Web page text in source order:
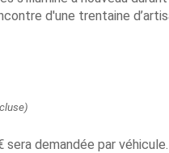
d'une trentaine
demandée par véhicule.